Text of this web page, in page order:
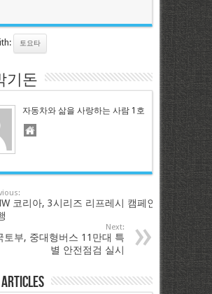
토요타
기돈
자동차와 삶을 사랑하는 사람 1호
코리아, 3시리즈 리프레시 캠페인
Next:
토부, 중대형버스 11만대 특
별 안전점검 실시